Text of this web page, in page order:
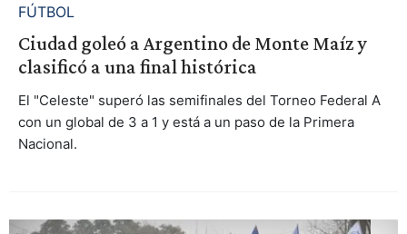
FÚTBOL
Ciudad goleó a Argentino de Monte Maíz y
clasificó a una final histórica
El "Celeste" superó las semifinales del Torneo Federal A
con un global de 3 a 1 y está a un paso de la Primera
Nacional.